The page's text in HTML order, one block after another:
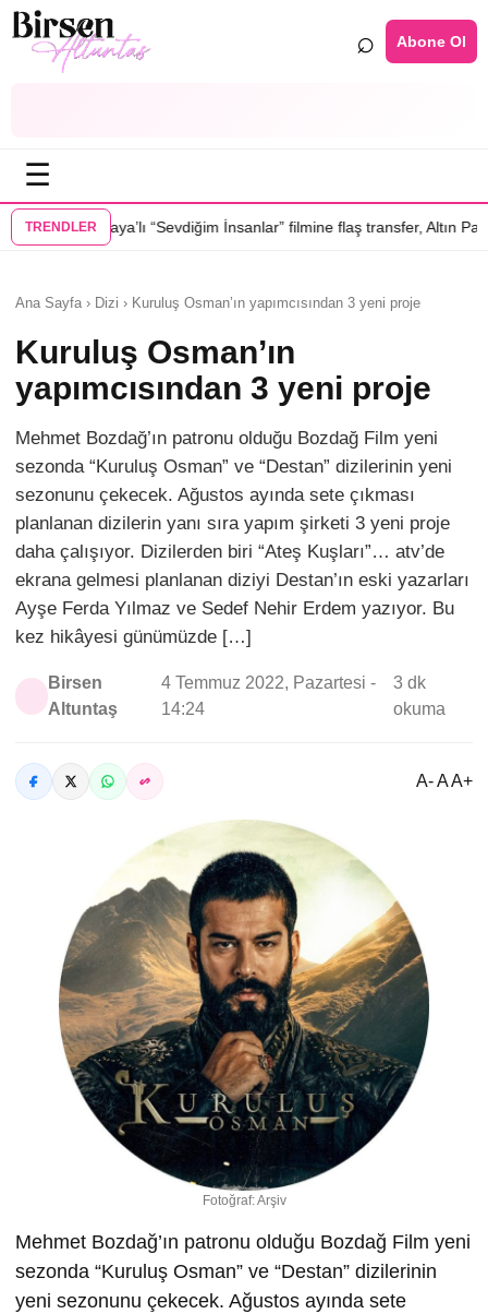
⌕ Abone Ol
☰
TRENDLER
“Sevdiğim İnsanlar” filmine flaş transfer, Altın Palmiye’li Vlad
Ana Sayfa › Dizi › Kuruluş Osman’ın yapımcısından 3 yeni proje
Kuruluş Osman’ın
yapımcısından 3 yeni proje
Mehmet Bozdağ’ın patronu olduğu Bozdağ Film yeni
sezonda “Kuruluş Osman” ve “Destan” dizilerinin yeni
sezonunu çekecek. Ağustos ayında sete çıkması
planlanan dizilerin yanı sıra yapım şirketi 3 yeni proje
daha çalışıyor. Dizilerden biri “Ateş Kuşları”… atv’de
ekrana gelmesi planlanan diziyi Destan’ın eski yazarları
Ayşe Ferda Yılmaz ve Sedef Nehir Erdem yazıyor. Bu
kez hikâyesi günümüzde […]
Birsen
Altuntaş
4 Temmuz 2022, Pazartesi -
14:24
3 dk
okuma
A- A A+
Fotoğraf: Arşiv
Mehmet Bozdağ’ın patronu olduğu Bozdağ Film yeni
sezonda “Kuruluş Osman” ve “Destan” dizilerinin
yeni sezonunu çekecek. Ağustos ayında sete